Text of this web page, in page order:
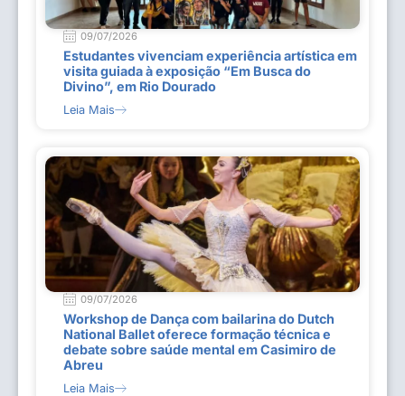
09/07/2026
Estudantes vivenciam experiência artística em
visita guiada à exposição “Em Busca do
Divino”, em Rio Dourado
Leia Mais
09/07/2026
Workshop de Dança com bailarina do Dutch
National Ballet oferece formação técnica e
debate sobre saúde mental em Casimiro de
Abreu
Leia Mais